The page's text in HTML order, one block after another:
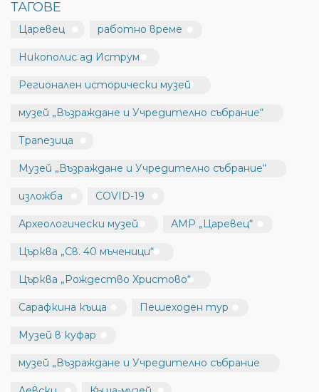
ТАГОВЕ
Царевец работно време
Никополис ад Иструм
Регионален исторически музей
музей „Възраждане и Учредително събрание“
Трапезица
Музей „Възраждане и Учредително събрание“
изложба COVID-19
Археологически музей АМР „Царевец“
Църква „Св. 40 мъченици“
Църква „Рождество Христово“
Сарафкина къща Пешеходен тур
Музей в куфар
музей „Възраждане и Учредително събрание